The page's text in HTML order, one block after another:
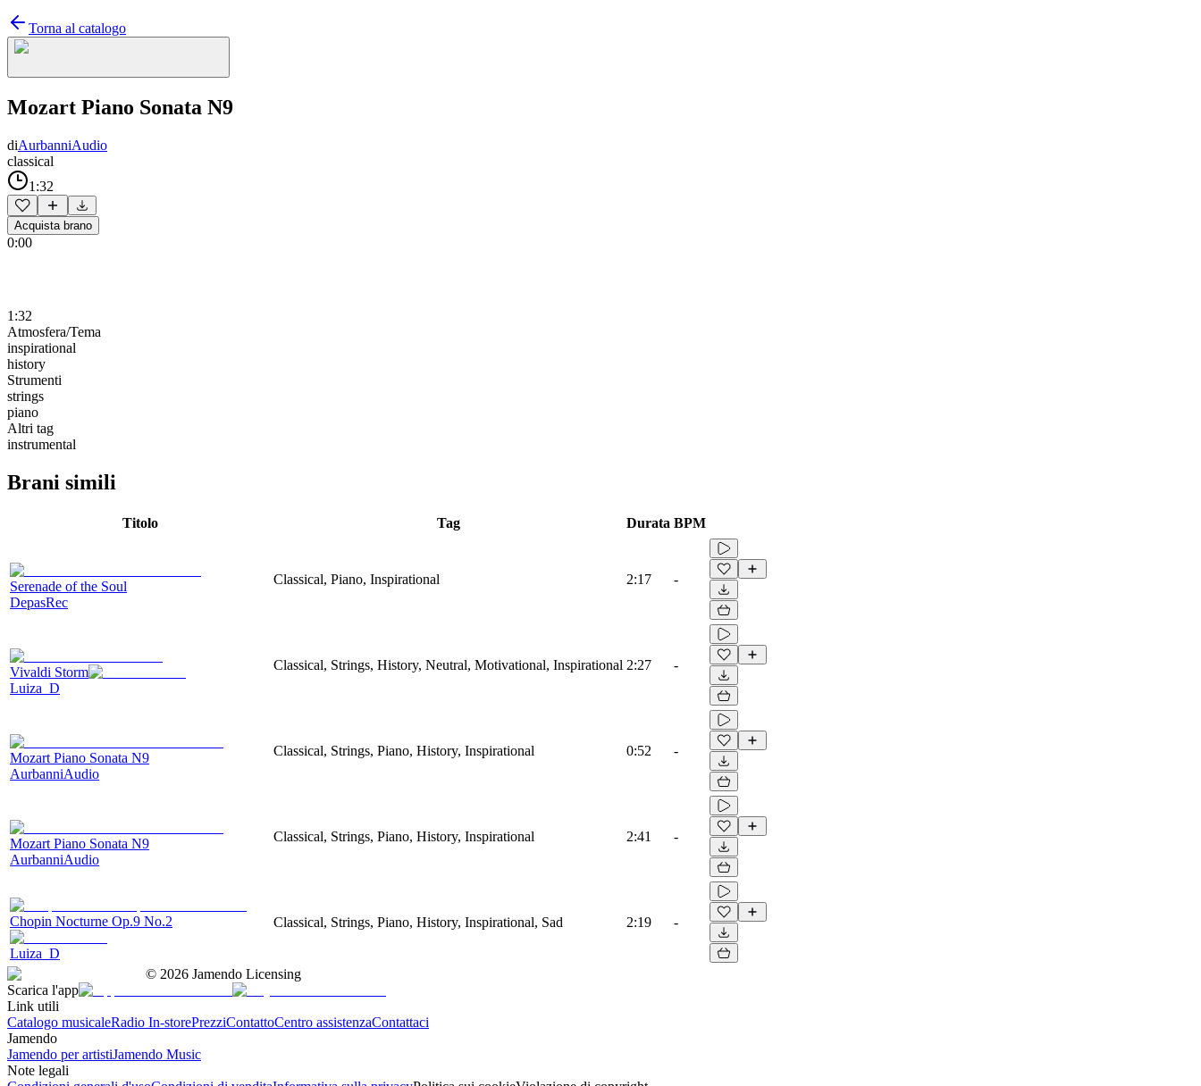
Torna al catalogo
Mozart Piano Sonata N9
diAurbanniAudio
classical
1:32
Acquista brano
0:00
1:32
Atmosfera/Tema
inspirational
history
Strumenti
strings
piano
Altri tag
instrumental
Brani simili
Titolo Tag Durata BPM
Serenade of the Soul
DepasRec
Classical, Piano, Inspirational 2:17 -
Vivaldi Storm
Luiza_D
Classical, Strings, History, Neutral, Motivational, Inspirational 2:27 -
Mozart Piano Sonata N9
AurbanniAudio
Classical, Strings, Piano, History, Inspirational 0:52 -
Mozart Piano Sonata N9
AurbanniAudio
Classical, Strings, Piano, History, Inspirational 2:41 -
Chopin Nocturne Op.9 No.2
Luiza_D
Classical, Strings, Piano, History, Inspirational, Sad 2:19 -
© 2026 Jamendo Licensing
Scarica l'app
Link utili
Catalogo musicaleRadio In-storePrezziContattoCentro assistenzaContattaci
Jamendo
Jamendo per artistiJamendo Music
Note legali